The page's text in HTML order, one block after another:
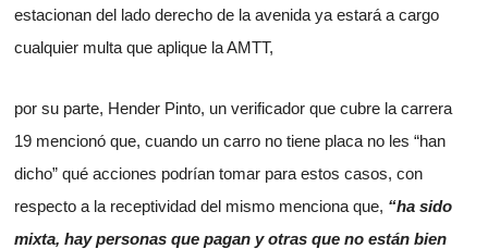
estacionan del lado derecho de la avenida ya estará a cargo
cualquier multa que aplique la AMTT,
por su parte, Hender Pinto, un verificador que cubre la carrera
19 mencionó que, cuando un carro no tiene placa no les “han
dicho” qué acciones podrían tomar para estos casos, con
respecto a la receptividad del mismo menciona que, “ha sido
mixta, hay personas que pagan y otras que no están bien